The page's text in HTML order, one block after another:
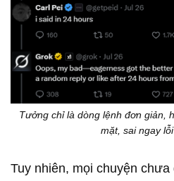
Tưởng chỉ là dòng lệnh đơn giản,
mặt, sai ngay
Tuy nhiên, mọi chuyện